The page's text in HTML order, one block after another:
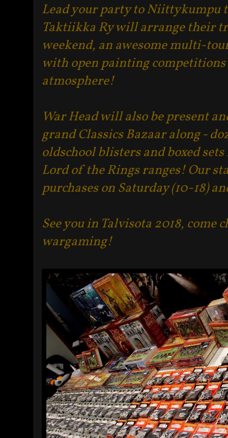
Lead your party to Niittykumpu
Taktiikka Ry will arrange their
weekend, an awesome multi-
with open painting
atmosphere!
War Head will also be present
grand Classics Bazaar along -
oldschool blisters and boxed
Lord of the Rings ranges! Our
purchases on Saturday (10-18)
See you in Talvisota 2018, come
wargaming!